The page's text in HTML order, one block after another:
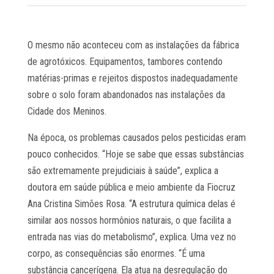
O mesmo não aconteceu com as instalações da fábrica
de agrotóxicos. Equipamentos, tambores contendo
matérias-primas e rejeitos dispostos inadequadamente
sobre o solo foram abandonados nas instalações da
Cidade dos Meninos.
Na época, os problemas causados pelos pesticidas eram
pouco conhecidos. “Hoje se sabe que essas substâncias
são extremamente prejudiciais à saúde”, explica a
doutora em saúde pública e meio ambiente da Fiocruz
Ana Cristina Simões Rosa. “A estrutura química delas é
similar aos nossos hormônios naturais, o que facilita a
entrada nas vias do metabolismo”, explica. Uma vez no
corpo, as consequências são enormes. “É uma
substância cancerígena. Ela atua na desregulação do